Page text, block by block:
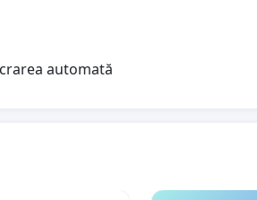
automată